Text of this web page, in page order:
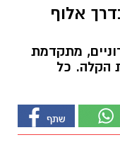
אלוף
מתקדמת
הקלה. כל